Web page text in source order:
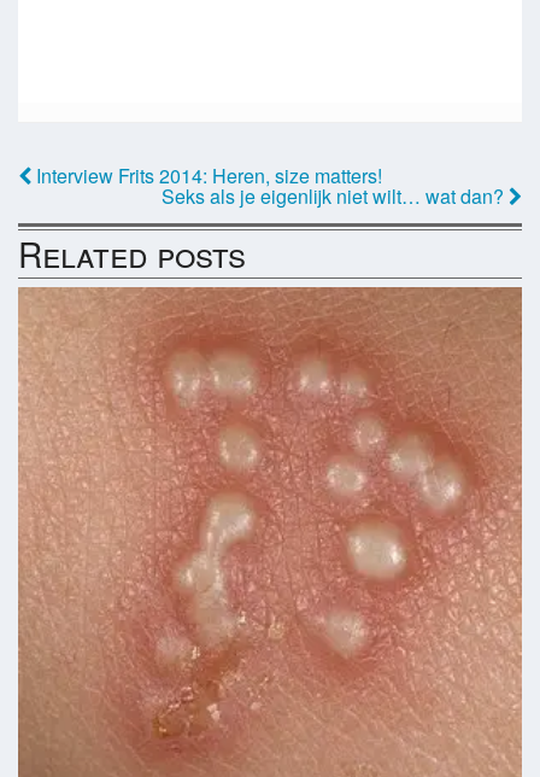
Interview Frits 2014: Heren, size matters!
Seks als je eigenlijk niet wilt… wat dan?
Related posts